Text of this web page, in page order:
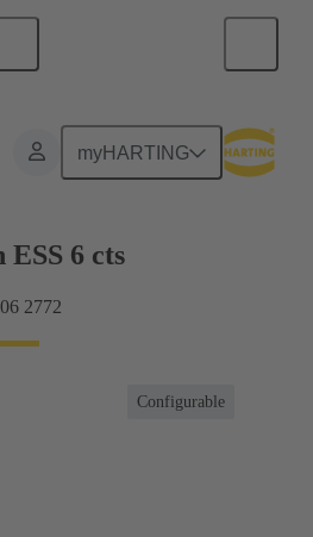
myHARTING
A
6 cts
2772
Configurable